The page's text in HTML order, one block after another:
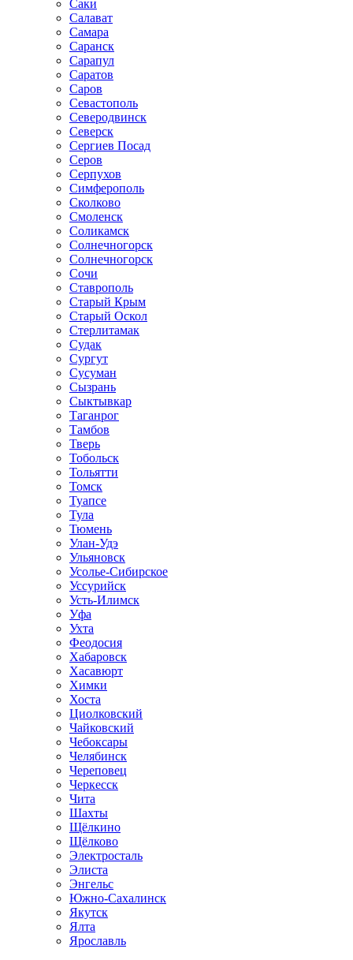
Саки
Салават
Самара
Саранск
Сарапул
Саратов
Саров
Севастополь
Северодвинск
Северск
Сергиев Посад
Серов
Серпухов
Симферополь
Сколково
Смоленск
Соликамск
Солнечногорск
Солнечногорск
Сочи
Ставрополь
Старый Крым
Старый Оскол
Стерлитамак
Судак
Сургут
Сусуман
Сызрань
Сыктывкар
Таганрог
Тамбов
Тверь
Тобольск
Тольятти
Томск
Туапсе
Тула
Тюмень
Улан-Удэ
Ульяновск
Усолье-Сибирское
Уссурийск
Усть-Илимск
Уфа
Ухта
Феодосия
Хабаровск
Хасавюрт
Химки
Хоста
Циолковский
Чайковский
Чебоксары
Челябинск
Череповец
Черкесск
Чита
Шахты
Щёлкино
Щёлково
Электросталь
Элиста
Энгельс
Южно-Сахалинск
Якутск
Ялта
Ярославль